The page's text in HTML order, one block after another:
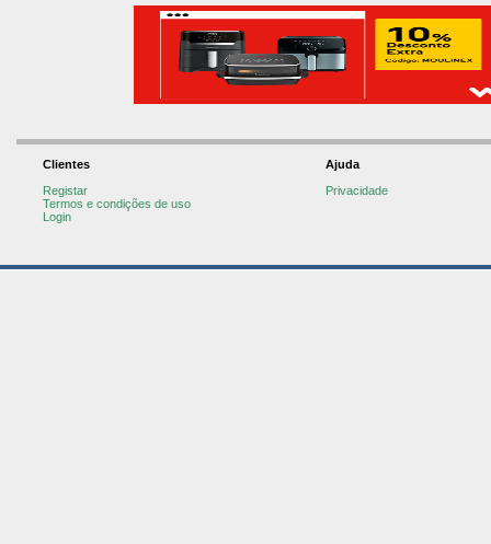
Clientes
Registar
Termos e condições de uso
Login
Ajuda
Privacidade